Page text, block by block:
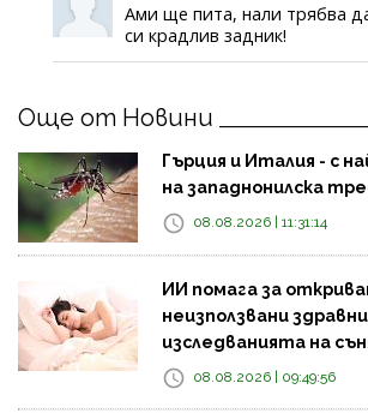
Ами ще пита, нали трябва
си крадлив задник!
Още от Новини
Гърция и Италия - с
на западнонилска
08.08.2026 | 11:31:14
ИИ помага за
неизползвани
изследванията на
08.08.2026 | 09:49:56